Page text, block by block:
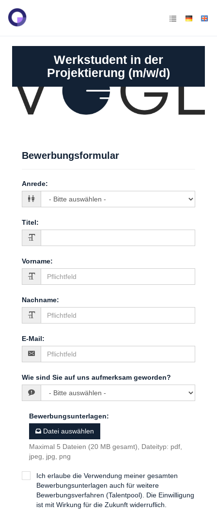
Werkstudent in der
Projektierung (m/w/d)
Bewerbungsformular
Anrede:
Titel:
Vorname:
Nachname:
E-Mail:
Wie sind Sie auf uns aufmerksam geworden?
Bewerbungsunterlagen:
Datei auswählen
Maximal 5 Dateien (20 MB gesamt), Dateityp: pdf,
jpeg, jpg, png
Ich erlaube die Verwendung meiner gesamten
Bewerbungsunterlagen auch für weitere
Bewerbungsverfahren (Talentpool). Die Einwilligung
ist mit Wirkung für die Zukunft widerruflich.